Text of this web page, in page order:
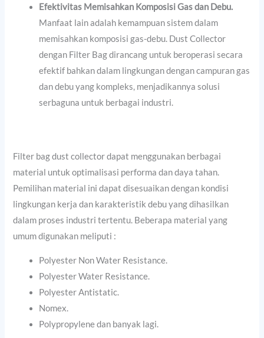
Efektivitas Memisahkan Komposisi Gas dan Debu.
Manfaat lain adalah kemampuan sistem dalam
memisahkan komposisi gas-debu. Dust Collector
dengan Filter Bag dirancang untuk beroperasi secara
efektif bahkan dalam lingkungan dengan campuran gas
dan debu yang kompleks, menjadikannya solusi
serbaguna untuk berbagai industri.
Filter bag dust collector dapat menggunakan berbagai
material untuk optimalisasi performa dan daya tahan.
Pemilihan material ini dapat disesuaikan dengan kondisi
lingkungan kerja dan karakteristik debu yang dihasilkan
dalam proses industri tertentu. Beberapa material yang
umum digunakan meliputi :
Polyester Non Water Resistance.
Polyester Water Resistance.
Polyester Antistatic.
Nomex.
Polypropylene dan banyak lagi.